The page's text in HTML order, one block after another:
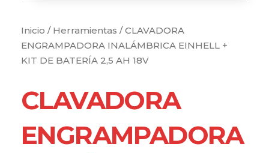
Inicio / Herramientas / CLAVADORA
ENGRAMPADORA INALÁMBRICA EINHELL +
KIT DE BATERÍA 2,5 AH 18V
CLAVADORA
ENGRAMPADORA